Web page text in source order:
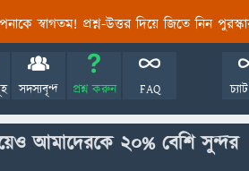
স্বাগতম! প্রশ্ন-উত্তর দিয়ে জিতে নিন
সদস্যবৃন্দ প্রশ্ন করুন FAQ
আমাদেরকে ২০% বেশি সুন্দর